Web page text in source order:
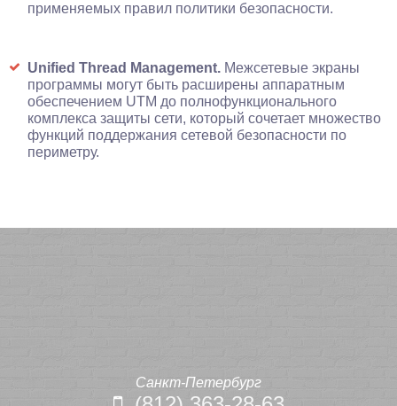
применяемых правил политики безопасности.
Unified Thread Management. Межсетевые экраны
программы могут быть расширены аппаратным
обеспечением UTM до полнофункционального
комплекса защиты сети, который сочетает множество
функций поддержания сетевой безопасности по
периметру.
Санкт-Петербург